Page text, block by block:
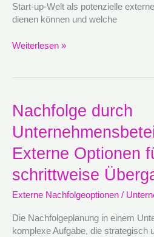
Start-up-Welt als potenzielle
dienen können und welche
Weiterlesen »
Nachfolge durch
Externe Optionen
schrittweise
Externe Nachfolgeoptionen /
Die Nachfolgeplanung in einem
komplexe Aufgabe, die strategisch
Nachfolge
durch
Unternehmensbeteiligung:
Optionen
für
eine
schrittweise